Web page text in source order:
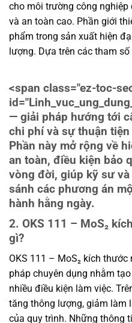
cho môi trường công
và an toàn cao. Phần giới
phẩm trong sản xuất hiện
lượng. Dựa trên các tham
<span class="ez-toc-
— giải pháp hướng tới
chi phí và sự thuận
Phần này mở rộng về
an toàn, điều kiện bảo
vòng đời, giúp kỹ sư
sánh các phương án
hành hằng ngày.
2. OKS 111 – MoS₂
gì?
OKS 111 – MoS₂ kích
pháp chuyên dụng nhằm
nhiều điều kiện làm việc.
tăng thông lượng, giảm làm
của quy trình. Những thông